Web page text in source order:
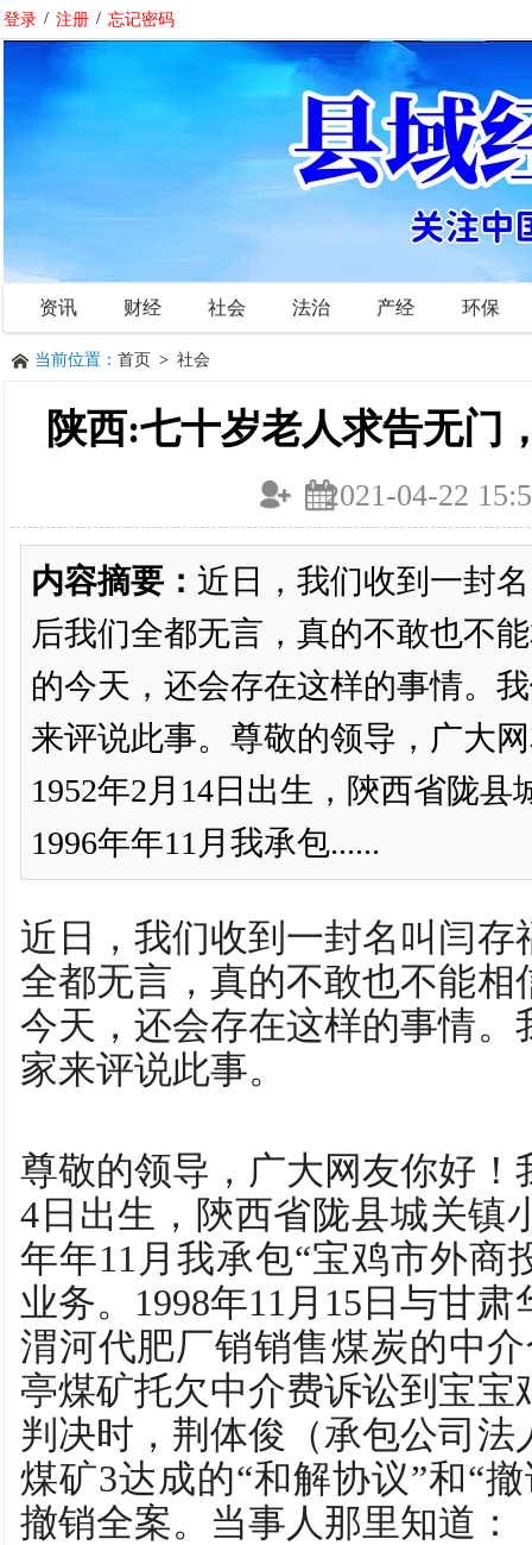
登录 / 注册 / 忘记密码
资讯 财经 社会 法治 产经 环保
当前位置： 首页 > 社会
陕西:七十岁老人求告无门
2021-04-22
内容摘要： 近日，我们收到一封
后我们全都无言，真的不敢也不
的今天，还会存在这样的事情。
来评说此事。尊敬的领导，广大
1952年2月14日出生，陝西省陇
1996年年11月我承包......
近日，我们收到一封名叫闫
全都无言，真的不敢也不能
今天，还会存在这样的事情
家来评说此事。
尊敬的领导，广大网友你好！
4日出生，陝西省陇县城关镇
年年11月我承包“宝鸡市外商
业务。1998年11月15日与甘
渭河代肥厂销销售煤炭的中
亭煤矿托欠中介费诉讼到宝
判决时，荆体俊（承包公司
煤矿3达成的“和解协议”和“
撤销全案。当事人那里知道：